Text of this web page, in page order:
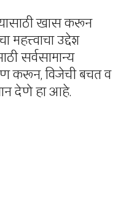
खास करून
उद्देश
सर्वसामान्य
करून, विजेची बचत व
देणे हा आहे.